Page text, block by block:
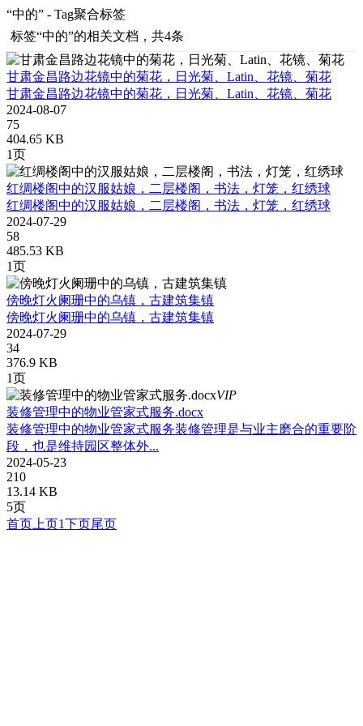
“中的” - Tag聚合标签
标签“中的”的相关文档，共4条
甘肃金昌路边花镜中的菊花，日光菊、Latin、花镜、菊花
甘肃金昌路边花镜中的菊花，日光菊、Latin、花镜、菊花
2024-08-07
75
404.65 KB
1页
红绸楼阁中的汉服姑娘，二层楼阁，书法，灯笼，红绣球
红绸楼阁中的汉服姑娘，二层楼阁，书法，灯笼，红绣球
2024-07-29
58
485.53 KB
1页
傍晚灯火阑珊中的乌镇，古建筑集镇
傍晚灯火阑珊中的乌镇，古建筑集镇
2024-07-29
34
376.9 KB
1页
VIP
装修管理中的物业管家式服务.docx
装修管理中的物业管家式服务装修管理是与业主磨合的重要阶
段，也是维持园区整体外...
2024-05-23
210
13.14 KB
5页
首页 上页1下页尾页